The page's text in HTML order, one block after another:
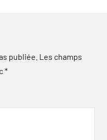
publiée. Les champs
*